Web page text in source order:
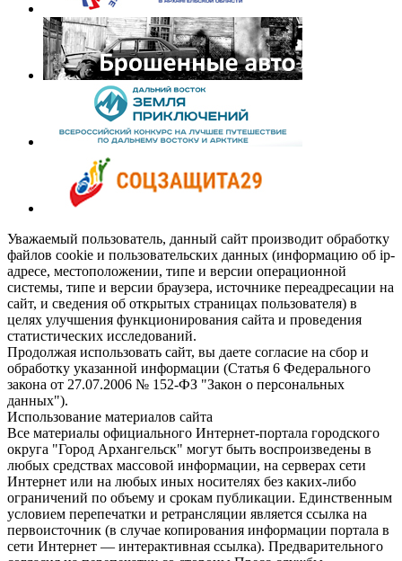
Уважаемый пользователь, данный сайт производит обработку
файлов cookie и пользовательских данных (информацию об ip-
адресе, местоположении, типе и версии операционной
системы, типе и версии браузера, источнике переадресации на
сайт, и сведения об открытых страницах пользователя) в
целях улучшения функционирования сайта и проведения
статистических исследований.
Продолжая использовать сайт, вы даете согласие на сбор и
обработку указанной информации (Статья 6 Федерального
закона от 27.07.2006 № 152-ФЗ "Закон о персональных
данных").
Использование материалов сайта
Все материалы официального Интернет-портала городского
округа "Город Архангельск" могут быть воспроизведены в
любых средствах массовой информации, на серверах сети
Интернет или на любых иных носителях без каких-либо
ограничений по объему и срокам публикации. Единственным
условием перепечатки и ретрансляции является ссылка на
первоисточник (в случае копирования информации портала в
сети Интернет — интерактивная ссылка). Предварительного